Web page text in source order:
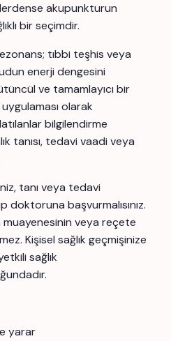
akupunkturun
bir seçimdir.
tıbbi teşhis veya
enerji dengesini
ve tamamlayıcı bir
olarak
bilgilendirme
tanısı, tedavi vaadi veya
tanı veya tedavi
doktoruna başvurmalısınız.
muayenesinin veya reçete
Kişisel sağlık geçmişinize
sağlık
yarar